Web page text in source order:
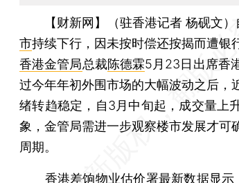
【财新网】（驻香港记者 杨砚文）
市持续下行，因未按时偿还按揭而遭银
香港金管局总裁陈德霖5月23日出席香
过今年年初外围市场的大幅波动之后，
绪转趋稳定，自3月中旬起，成交量上
象，金管局需进一步观察楼市发展才可
周期。
香港差饷物业估价署最新数据显示